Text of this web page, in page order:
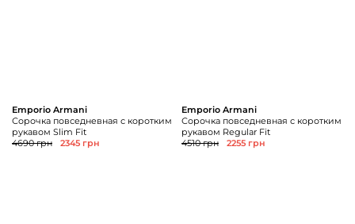
Emporio Armani
Сорочка повседневная с коротким
рукавом Slim Fit
4690 грн
2345 грн
Emporio Armani
Сорочка повседневная с коротким
рукавом Regular Fit
4510 грн
2255 грн